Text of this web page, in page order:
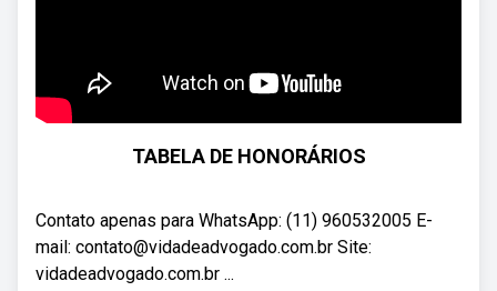
TABELA DE HONORÁRIOS
Contato apenas para WhatsApp: (11) 960532005 E-
mail: contato@vidadeadvogado.com.br Site:
vidadeadvogado.com.br ...